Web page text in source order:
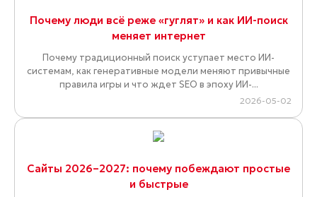
Почему люди всё реже «гуглят» и как ИИ-поиск
меняет интернет
Почему традиционный поиск уступает место ИИ-
системам, как генеративные модели меняют привычные
правила игры и что ждет SEO в эпоху ИИ-...
2026-05-02
Сайты 2026–2027: почему побеждают простые
и быстрые